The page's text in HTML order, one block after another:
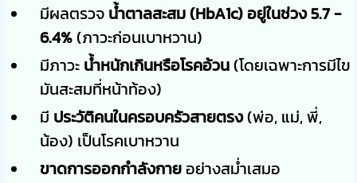
มีผลตรวจ น้ำตาลสะสม (HbA1c) อยู่ในช่วง 5.7 -
6.4%(ภาวะก่อนเบาหวาน)
มีภาวะ น้ำหนักเกินหรือโรคอ้วน(โดยเฉพาะการมีไข
มันสะสมที่หน้าท้อง)
มี ประวัติคนในครอบครัวสายตรง(พ่อ, แม่, พี่,
น้อง) เป็นโรคเบาหวาน
ขาดการออกกำลังกาย อย่างสม่ำเสมอ